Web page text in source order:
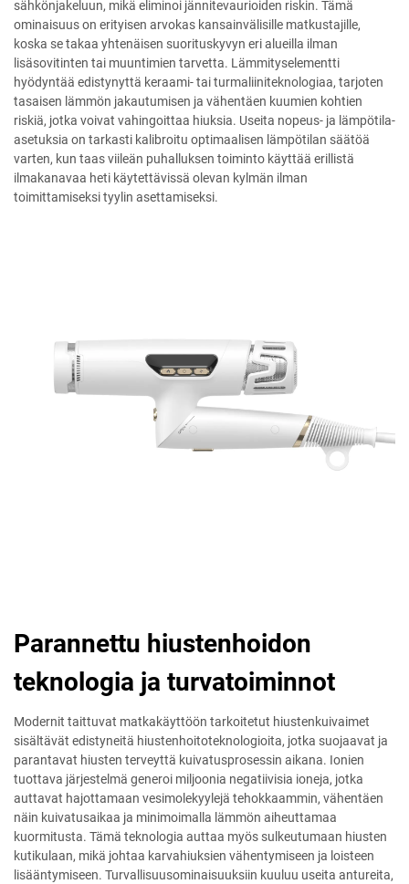
sähkönjakeluun, mikä eliminoi jännitevaurioiden riskin. Tämä
ominaisuus on erityisen arvokas kansainvälisille matkustajille,
koska se takaa yhtenäisen suorituskyvyn eri alueilla ilman
lisäsovitinten tai muuntimien tarvetta. Lämmityselementti
hyödyntää edistynyttä keraami- tai turmaliiniteknologiaa, tarjoten
tasaisen lämmön jakautumisen ja vähentäen kuumien kohtien
riskiä, jotka voivat vahingoittaa hiuksia. Useita nopeus- ja lämpötila-
asetuksia on tarkasti kalibroitu optimaalisen lämpötilan säätöä
varten, kun taas viileän puhalluksen toiminto käyttää erillistä
ilmakanavaa heti käytettävissä olevan kylmän ilman
toimittamiseksi tyylin asettamiseksi.
Parannettu hiustenhoidon
teknologia ja turvatoiminnot
Modernit taittuvat matkakäyttöön tarkoitetut hiustenkuivaimet
sisältävät edistyneitä hiustenhoitoteknologioita, jotka suojaavat ja
parantavat hiusten terveyttä kuivatusprosessin aikana. Ionien
tuottava järjestelmä generoi miljoonia negatiivisia ioneja, jotka
auttavat hajottamaan vesimolekyylejä tehokkaammin, vähentäen
näin kuivatusaikaa ja minimoimalla lämmön aiheuttamaa
kuormitusta. Tämä teknologia auttaa myös sulkeutumaan hiusten
kutikulaan, mikä johtaa karvahiuksien vähentymiseen ja loisteen
lisääntymiseen. Turvallisuusominaisuuksiin kuuluu useita antureita,